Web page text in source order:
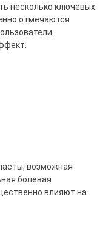
несколько ключевых
отмечаются
возможная
болевая
влияют на